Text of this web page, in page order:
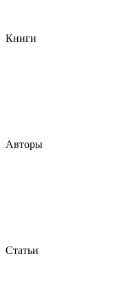
Книги
Авторы
Статьи